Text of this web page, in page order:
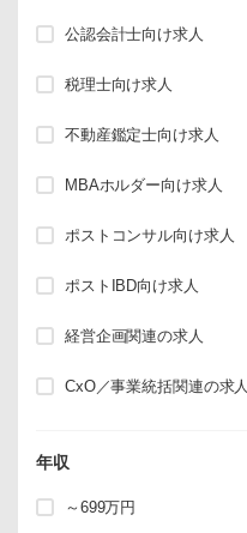
公認会計士向け求人
税理士向け求人
不動産鑑定士向け求人
MBAホルダー向け求人
ポストコンサル向け求人
ポストIBD向け求人
経営企画関連の求人
CxO／事業統括関連の求人
年収
～699万円